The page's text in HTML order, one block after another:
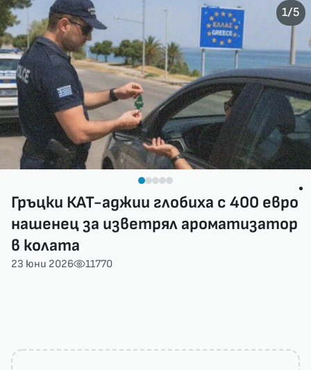
Гръцки КАТ-аджии глобиха с 400 евро
нашенец за изветрял ароматизатор
в колата
23 юни 2026 11770
1/5